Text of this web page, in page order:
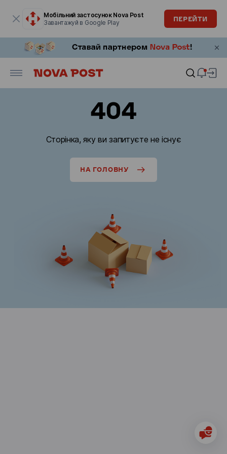
Мобільний застосунок Nova Post
Завантажуй в Google Play
ПЕРЕЙТИ
404
Сторінка, яку ви запитуєте не існує
НА ГОЛОВНУ